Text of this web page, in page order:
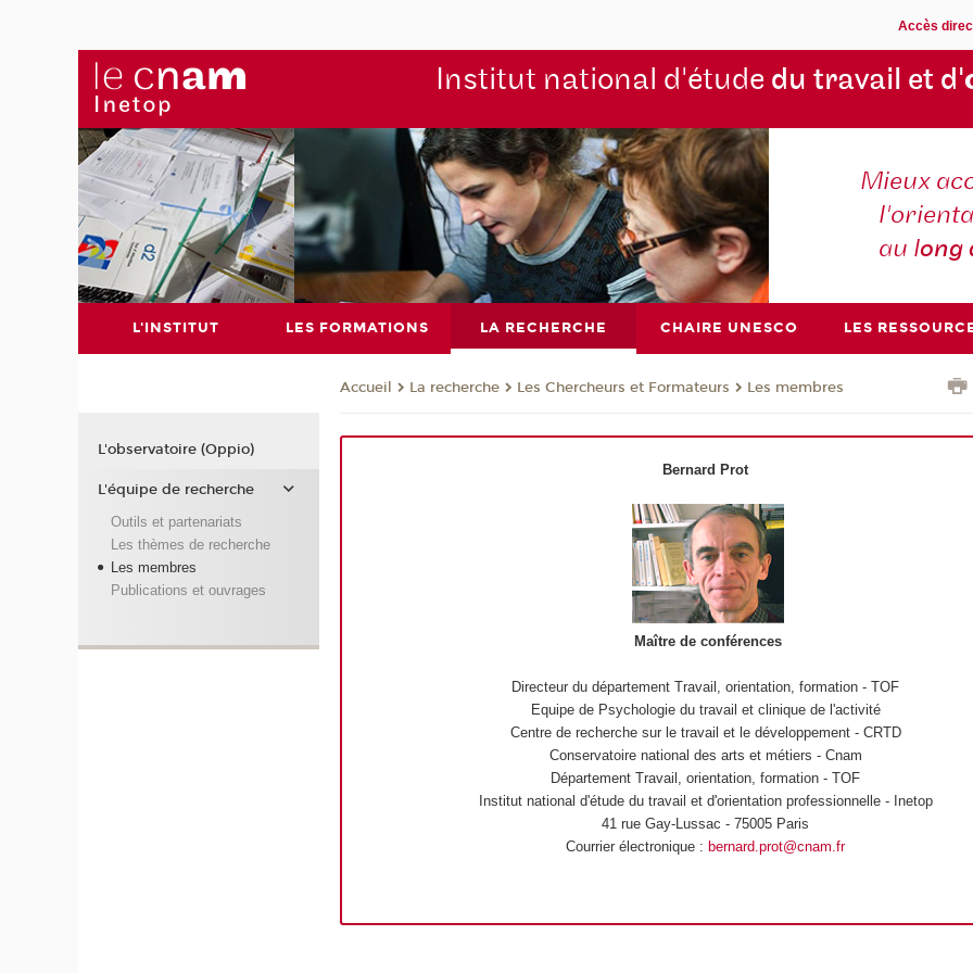
Accès
Institut national d'étude du travail et d'
Mieux
au long
L'INSTITUT LES FORMATIONS LA RECHERCHE CHAIRE UNESCO LES
Accueil La recherche Les Chercheurs et Formateurs Les membres
Bernard Prot
Maître de conférences
Directeur du département Travail, orientation, formation - TOF
Equipe de Psychologie du travail et clinique de l'activité
Centre de recherche sur le travail et le développement - CRTD
Conservatoire national des arts et métiers - Cnam
Département Travail, orientation, formation - TOF
Institut national d'étude du travail et d'orientation professionnelle - Inetop
41 rue Gay-Lussac - 75005 Paris
Courrier électronique : bernard.prot@cnam.fr
L'observatoire (Oppio)
L'équipe de recherche
Outils et partenariats
Les thèmes de recherche
Les membres
Publications et ouvrages